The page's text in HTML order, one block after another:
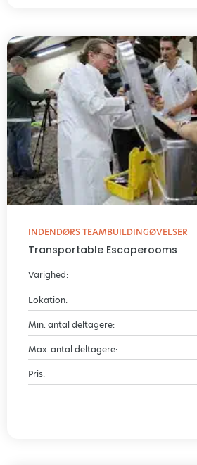
INDENDØRS TEAMBUILDINGØVELSER
Transportable Escaperooms
Varighed:
Lokation:
Min. antal deltagere:
Max. antal deltagere:
Pris: